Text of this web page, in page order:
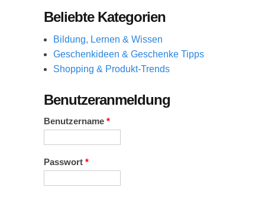
Beliebte Kategorien
Bildung, Lernen & Wissen
Geschenkideen & Geschenke Tipps
Shopping & Produkt-Trends
Benutzeranmeldung
Benutzername *
Passwort *